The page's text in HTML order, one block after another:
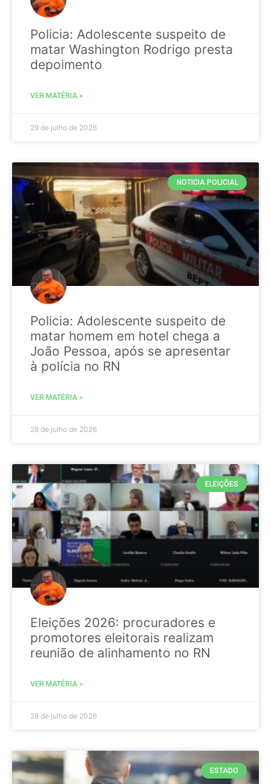
Policia: Adolescente suspeito de
matar Washington Rodrigo presta
depoimento
VER MATÉRIA »
29 de julho de 2026
NOTICIA POLICIAL
Policia: Adolescente suspeito de
matar homem em hotel chega a
João Pessoa, após se apresentar
à polícia no RN
VER MATÉRIA »
28 de julho de 2026
ELEIÇÕES
Eleições 2026: procuradores e
promotores eleitorais realizam
reunião de alinhamento no RN
VER MATÉRIA »
28 de julho de 2026
ESTADO